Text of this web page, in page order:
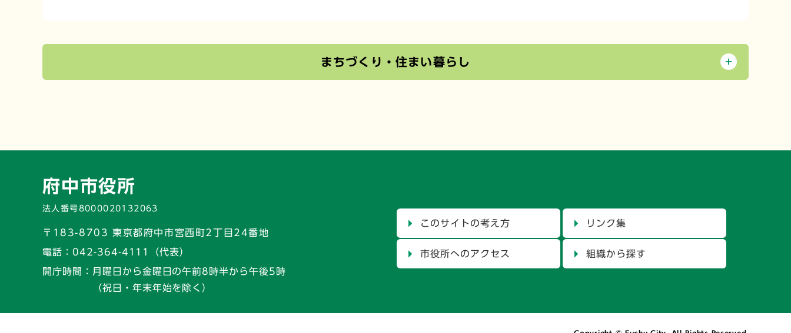
まちづくり・住まい暮らし
府中市役所
法人番号8000020132063
〒183-8703 東京都府中市宮西町2丁目24番地
電話： 042-364-4111（代表）
開庁時間： 月曜日から金曜日の午前8時半から午後5時
（祝日・年末年始を除く）
このサイトの考え方 リンク集
市役所へのアクセス 組織から探す